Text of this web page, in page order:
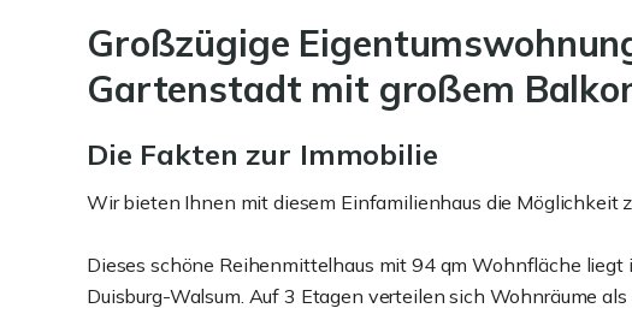
Großzügige
Gartenstadt mit großem
Die Fakten zur Immobilie
Wir bieten Ihnen mit diesem Einfamilienhaus die Möglichkeit
Dieses schöne Reihenmittelhaus mit 94 qm Wohnfläche
Duisburg-Walsum. Auf 3 Etagen verteilen sich Wohnräume